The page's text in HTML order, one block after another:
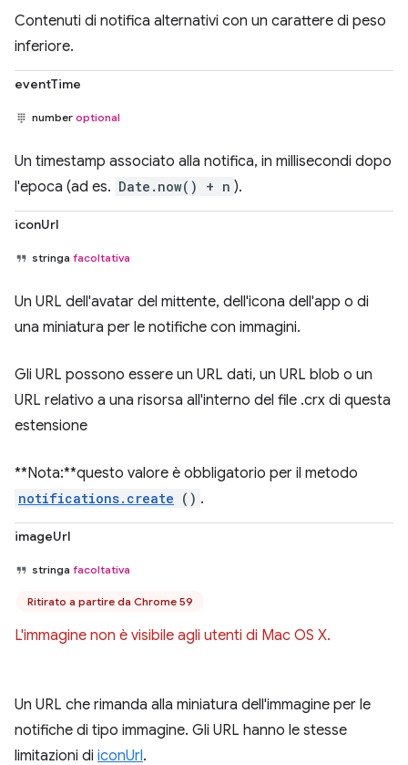
Contenuti di notifica alternativi con un carattere di peso
inferiore.
eventTime
number optional
Un timestamp associato alla notifica, in millisecondi dopo
l'epoca (ad es. Date.now() + n ).
iconUrl
stringa facoltativa
Un URL dell'avatar del mittente, dell'icona dell'app o di
una miniatura per le notifiche con immagini.
Gli URL possono essere un URL dati, un URL blob o un
URL relativo a una risorsa all'interno del file .crx di questa
estensione
**Nota:**questo valore è obbligatorio per il metodo
notifications.create () .
imageUrl
stringa facoltativa
Ritirato a partire da Chrome 59
L'immagine non è visibile agli utenti di Mac OS X.
Un URL che rimanda alla miniatura dell'immagine per le
notifiche di tipo immagine. Gli URL hanno le stesse
limitazioni di iconUrl.